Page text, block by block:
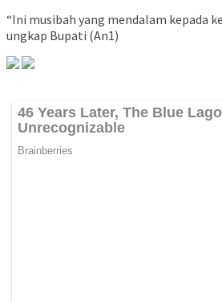
“Ini musibah yang mendalam kepada
ungkap Bupati (An1)